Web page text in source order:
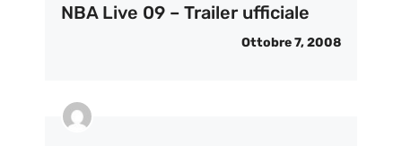
NBA Live 09 – Trailer ufficiale
Ottobre 7, 2008